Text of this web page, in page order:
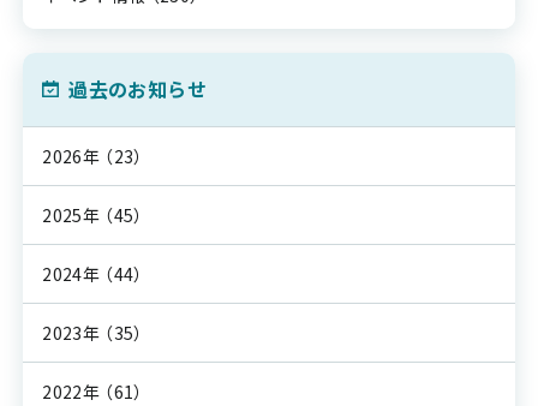
過去のお知らせ
2026年 （23）
2025年 （45）
2024年 （44）
2023年 （35）
2022年 （61）